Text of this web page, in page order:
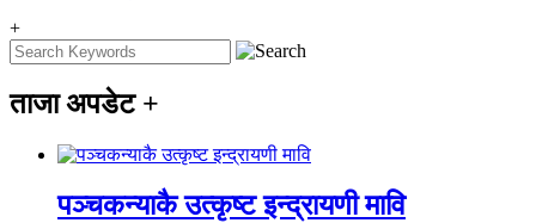
+
ताजा अपडेट +
पञ्चकन्याकै उत्कृष्ट इन्द्रायणी मावि